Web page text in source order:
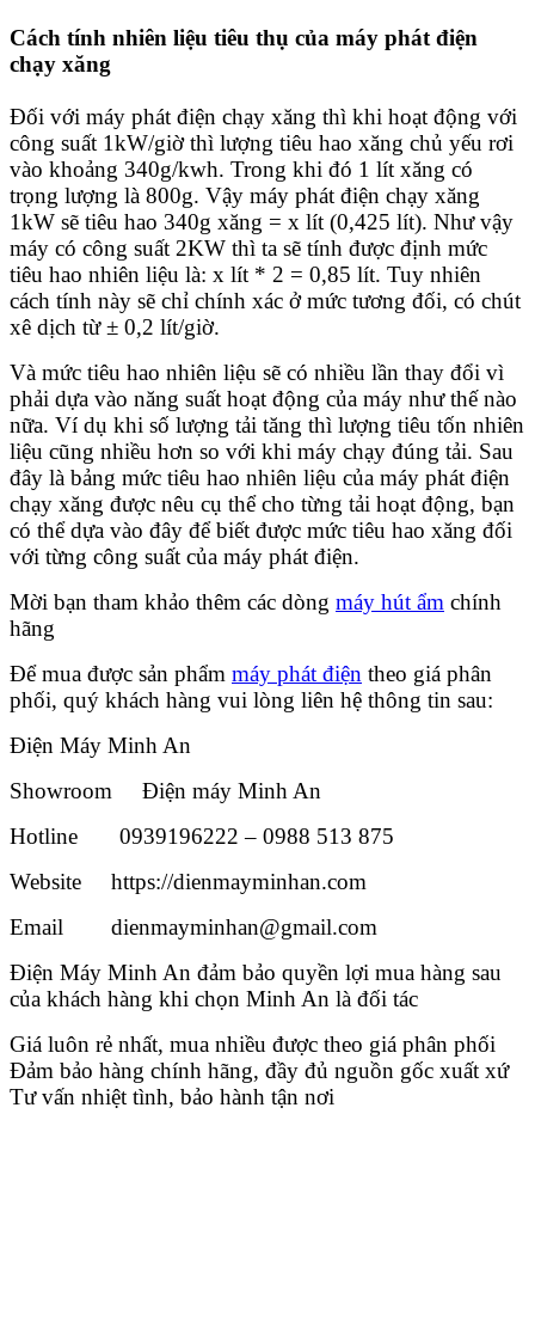
Cách tính nhiên liệu tiêu thụ của máy phát điện
chạy xăng
Đối với máy phát điện chạy xăng thì khi hoạt động với
công suất 1kW/giờ thì lượng tiêu hao xăng chủ yếu rơi
vào khoảng 340g/kwh. Trong khi đó 1 lít xăng có
trọng lượng là 800g. Vậy máy phát điện chạy xăng
1kW sẽ tiêu hao 340g xăng = x lít (0,425 lít). Như vậy
máy có công suất 2KW thì ta sẽ tính được định mức
tiêu hao nhiên liệu là: x lít * 2 = 0,85 lít. Tuy nhiên
cách tính này sẽ chỉ chính xác ở mức tương đối, có chút
xê dịch từ ± 0,2 lít/giờ.
Và mức tiêu hao nhiên liệu sẽ có nhiều lần thay đổi vì
phải dựa vào năng suất hoạt động của máy như thế nào
nữa. Ví dụ khi số lượng tải tăng thì lượng tiêu tốn nhiên
liệu cũng nhiều hơn so với khi máy chạy đúng tải. Sau
đây là bảng mức tiêu hao nhiên liệu của máy phát điện
chạy xăng được nêu cụ thể cho từng tải hoạt động, bạn
có thể dựa vào đây để biết được mức tiêu hao xăng đối
với từng công suất của máy phát điện.
Mời bạn tham khảo thêm các dòng máy hút ẩm chính
hãng
Để mua được sản phẩm máy phát điện theo giá phân
phối, quý khách hàng vui lòng liên hệ thông tin sau:
Điện Máy Minh An
Showroom Điện máy Minh An
Hotline 0939196222 – 0988 513 875
Website https://dienmayminhan.com
Email dienmayminhan@gmail.com
Điện Máy Minh An đảm bảo quyền lợi mua hàng sau
của khách hàng khi chọn Minh An là đối tác
Giá luôn rẻ nhất, mua nhiều được theo giá phân phối
Đảm bảo hàng chính hãng, đầy đủ nguồn gốc xuất xứ
Tư vấn nhiệt tình, bảo hành tận nơi